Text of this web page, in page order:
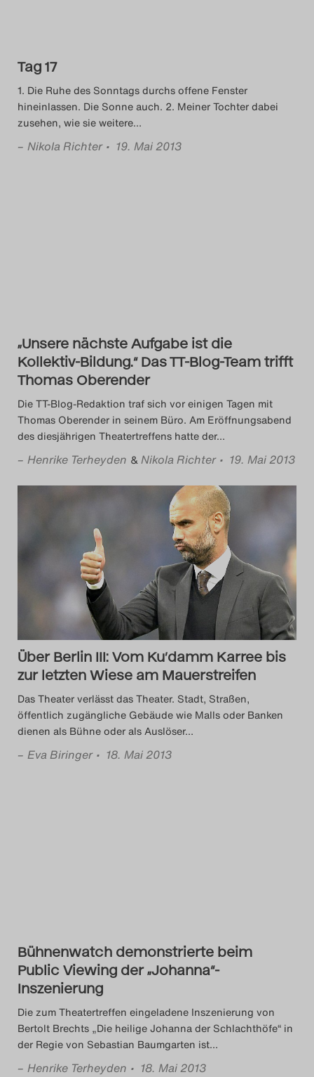
Tag 17
1. Die Ruhe des Sonntags durchs offene Fenster
hineinlassen. Die Sonne auch. 2. Meiner Tochter dabei
zusehen, wie sie weitere…
– Nikola Richter • 19. Mai 2013
„Unsere nächste Aufgabe ist die
Kollektiv-Bildung.“ Das TT-Blog-Team trifft
Thomas Oberender
Die TT-Blog-Redaktion traf sich vor einigen Tagen mit
Thomas Oberender in seinem Büro. Am Eröffnungsabend
des diesjährigen Theatertreffens hatte der…
– Henrike Terheyden &Nikola Richter • 19. Mai 2013
Über Berlin III: Vom Ku’damm Karree bis
zur letzten Wiese am Mauerstreifen
Das Theater verlässt das Theater. Stadt, Straßen,
öffentlich zugängliche Gebäude wie Malls oder Banken
dienen als Bühne oder als Auslöser…
– Eva Biringer • 18. Mai 2013
Bühnenwatch demonstrierte beim
Public Viewing der „Johanna“-
Inszenierung
Die zum Theatertreffen eingeladene Inszenierung von
Bertolt Brechts „Die heilige Johanna der Schlachthöfe“ in
der Regie von Sebastian Baumgarten ist…
– Henrike Terheyden • 18. Mai 2013